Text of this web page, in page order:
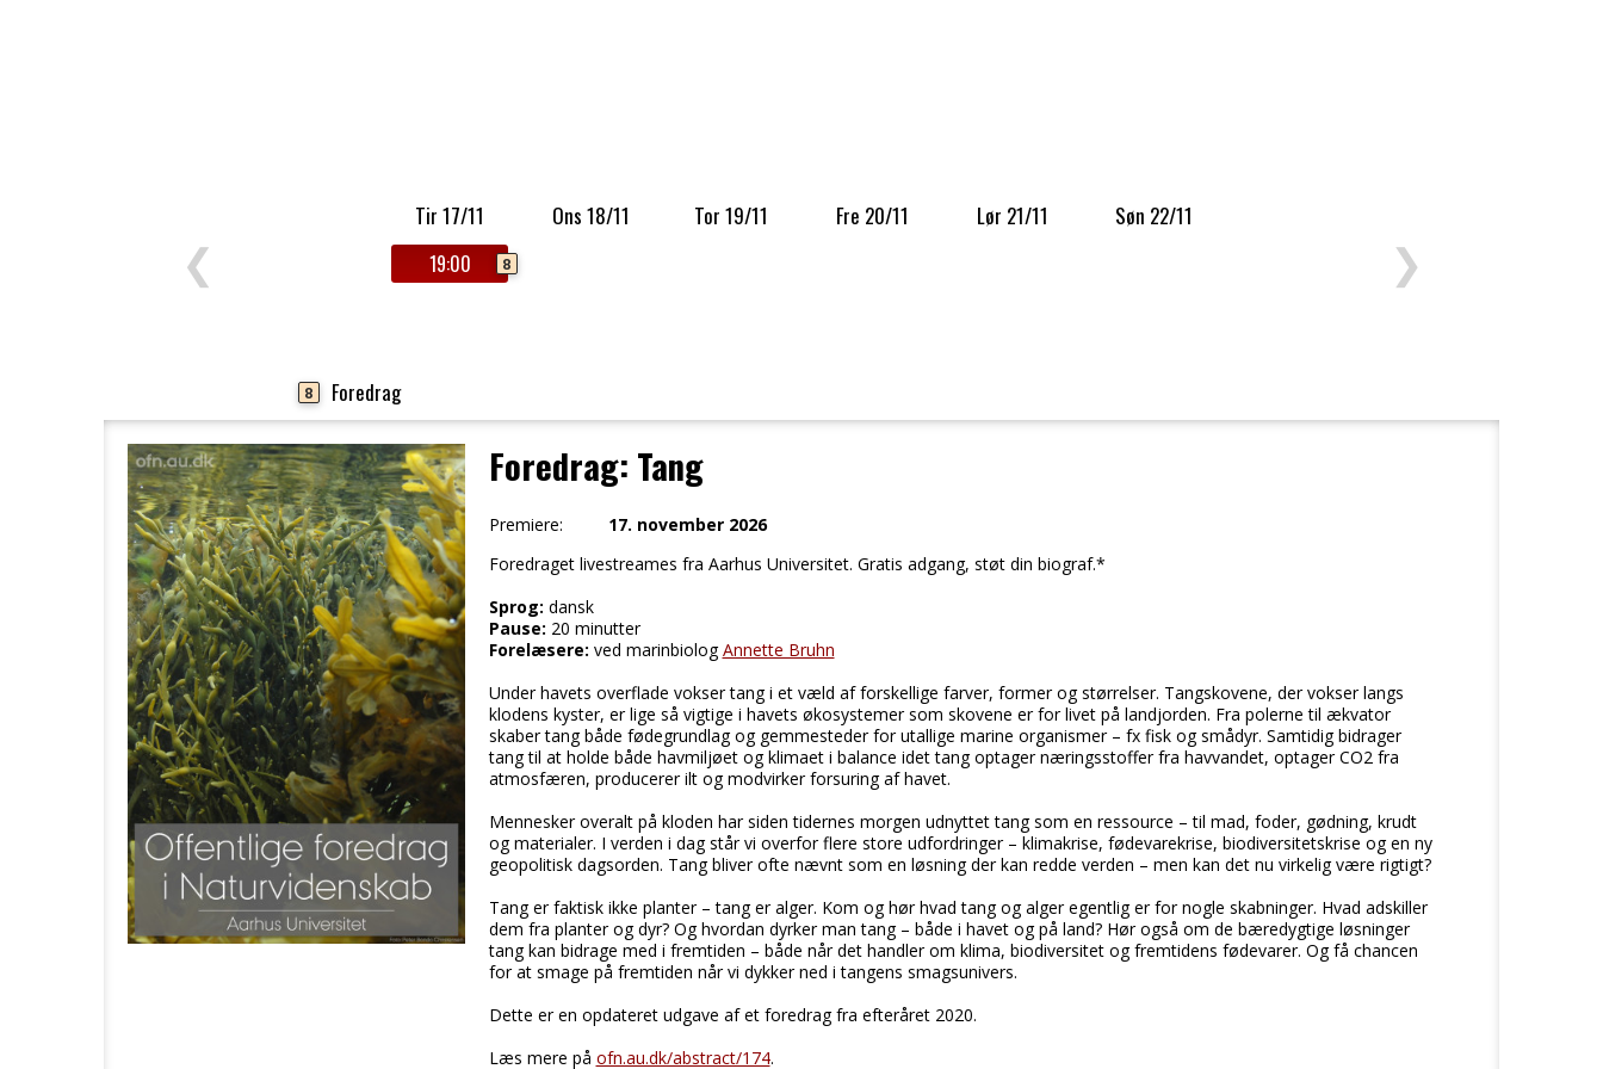
❮
Tir 17/11
19:00 8
Ons 18/11 Tor 19/11 Fre 20/11 Lør 21/11 Søn 22/11
❯
8 Foredrag
Foredrag: Tang
Premiere:
17. november 2026
Foredraget livestreames fra Aarhus Universitet. Gratis adgang, støt din biograf.*
Sprog: dansk
Pause: 20 minutter
Forelæsere: ved marinbiologAnnette Bruhn
Under havets overflade vokser tang i et væld af forskellige farver, former og størrelser. Tangskovene, der vokser langs
klodens kyster, er lige så vigtige i havets økosystemer som skovene er for livet på landjorden. Fra polerne til ækvator
skaber tang både fødegrundlag og gemmesteder for utallige marine organismer – fx fisk og smådyr. Samtidig bidrager
tang til at holde både havmiljøet og klimaet i balance idet tang optager næringsstoffer fra havvandet, optager CO2 fra
atmosfæren, producerer ilt og modvirker forsuring af havet.
Mennesker overalt på kloden har siden tidernes morgen udnyttet tang som en ressource – til mad, foder, gødning, krudt
og materialer. I verden i dag står vi overfor flere store udfordringer – klimakrise, fødevarekrise, biodiversitetskrise og en ny
geopolitisk dagsorden. Tang bliver ofte nævnt som en løsning der kan redde verden – men kan det nu virkelig være rigtigt?
Tang er faktisk ikke planter – tang er alger. Kom og hør hvad tang og alger egentlig er for nogle skabninger. Hvad adskiller
dem fra planter og dyr? Og hvordan dyrker man tang – både i havet og på land? Hør også om de bæredygtige løsninger
tang kan bidrage med i fremtiden – både når det handler om klima, biodiversitet og fremtidens fødevarer. Og få chancen
for at smage på fremtiden når vi dykker ned i tangens smagsunivers.
Dette er en opdateret udgave af et foredrag fra efteråret 2020.
Læs mere på ofn.au.dk/abstract/174.